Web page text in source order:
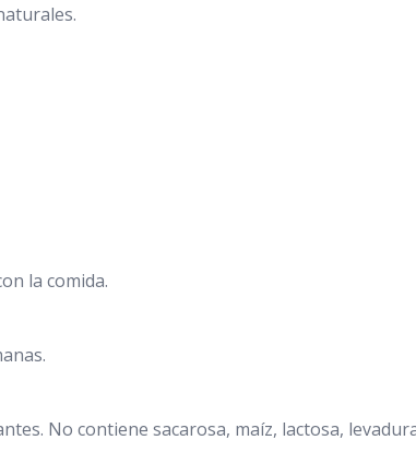
la comida.
No contiene sacarosa, maíz, lactosa,